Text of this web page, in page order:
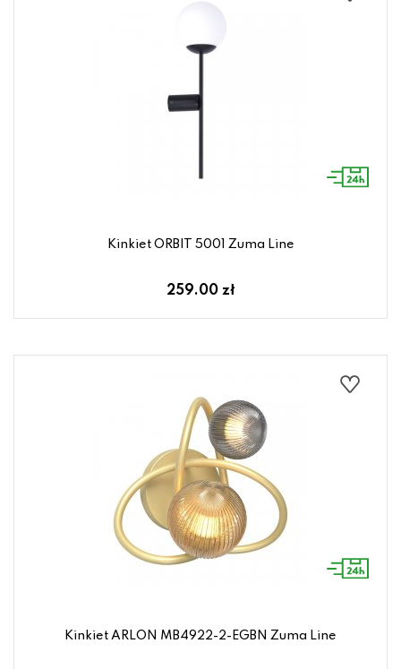
Kinkiet ORBIT 5001 Zuma Line
259.00 zł
Kinkiet ARLON MB4922-2-EGBN Zuma Line